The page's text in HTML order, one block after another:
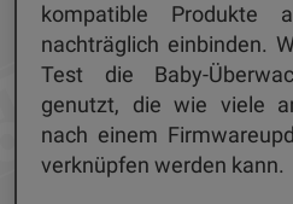
kompatible Produkte
nachträglich einbinden.
Test die Baby-
genutzt, die wie viele
nach einem
verknüpfen werden kann.